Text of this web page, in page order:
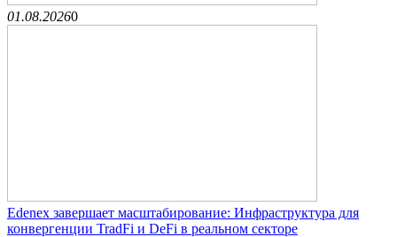
01.08.20260
Edenex завершает масштабирование: Инфраструктура для
конвергенции TradFi и DeFi в реальном секторе